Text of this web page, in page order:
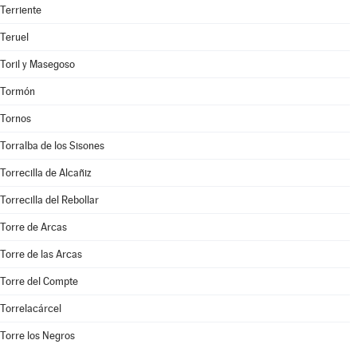
Terriente
Teruel
Toril y Masegoso
Tormón
Tornos
Torralba de los Sisones
Torrecilla de Alcañiz
Torrecilla del Rebollar
Torre de Arcas
Torre de las Arcas
Torre del Compte
Torrelacárcel
Torre los Negros